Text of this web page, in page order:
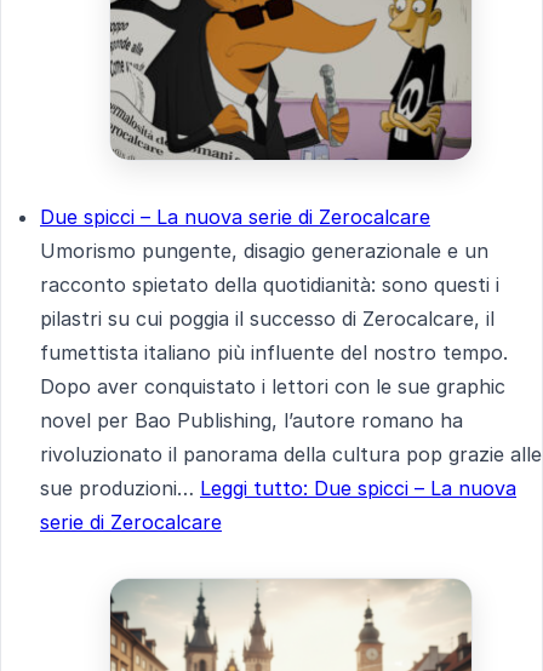
Due spicci – La nuova serie di Zerocalcare
Umorismo pungente, disagio generazionale e un
racconto spietato della quotidianità: sono questi i
pilastri su cui poggia il successo di Zerocalcare, il
fumettista italiano più influente del nostro tempo.
Dopo aver conquistato i lettori con le sue graphic
novel per Bao Publishing, l’autore romano ha
rivoluzionato il panorama della cultura pop grazie alle
sue produzioni… Leggi tutto: Due spicci – La nuova
serie di Zerocalcare